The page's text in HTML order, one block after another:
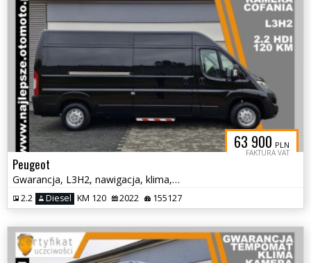
63 900 PLN
FAKTURA VAT
Peugeot
Gwarancja, L3H2, nawigacja, klima, tempomat, kamera cofania
2.2 Diesel KM 120 2022 155127